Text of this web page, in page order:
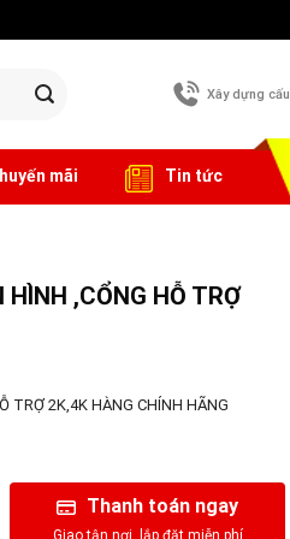
Xây dựng
mãi Tin tức
,CỔNG HỖ TRỢ
TRỢ 2K,4K HÀNG CHÍNH HÃNG
Thanh toán ngay